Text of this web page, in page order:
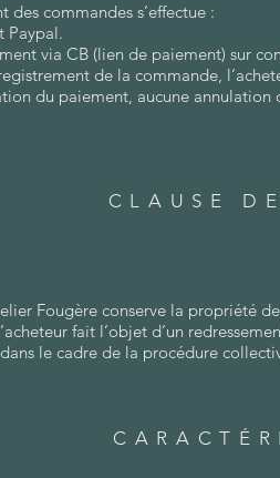
des commandes s’effectue :
Paypal.
via CB (lien de paiement) sur
de la commande,
du paiement, aucune
CLAUSE
Fougère conserve la propriété
fait l’objet d’un
le cadre de la procédure